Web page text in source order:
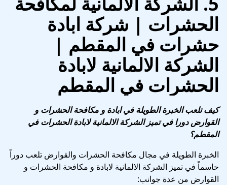
الحشرات | شركة ابادة
حشرات في المقطم |
الشركة الالمانية لابادة
الحشرات في المقطم
كيف تلعب الخبرة الطويلة في ابادة و مكافحة الحشرات و
القوارض دورا في تميز الشركة الالمانية لابادة الحشرات في
المقطم؟
الخبرة الطويلة في مجال مكافحة الحشرات والقوارض تلعب دوراً
حاسماً في تميز الشركة الالمانية لابادة و مكافحة الحشرات و
القوارض من عدة جوانب: